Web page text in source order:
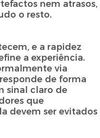
nem atrasos,
o resto.
e a rapidez
a experiência.
via
de forma
sinal claro de
que
devem ser evitados